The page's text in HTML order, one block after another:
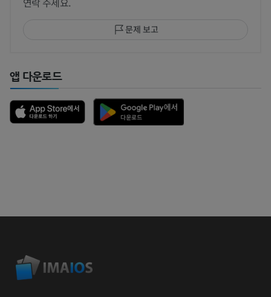
문제 보고
앱 다운로드